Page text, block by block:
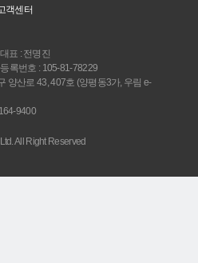
객센터
대표 : 전명진
록번호 : 105-81-78229
양산로 43, 407호 (양평동3가, 우림 e-
9400
All Right Reserved